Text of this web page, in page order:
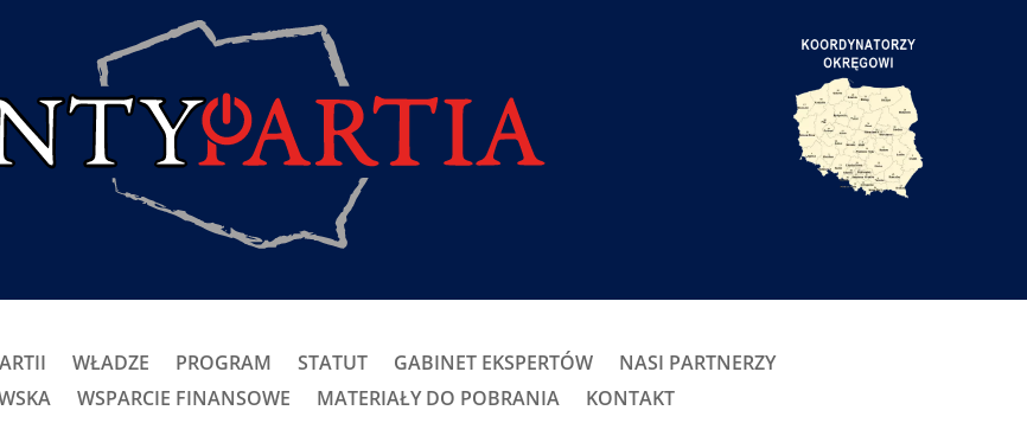
WŁADZE PROGRAM STATUT GABINET EKSPERTÓW
NASI PARTNERZY
WSPARCIE FINANSOWE MATERIAŁY DO POBRANIA KONTAKT